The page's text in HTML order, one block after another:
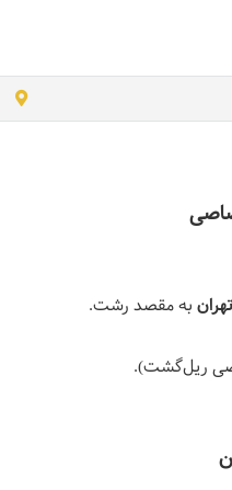
به مقصد رشت.
ریل‌گشت).